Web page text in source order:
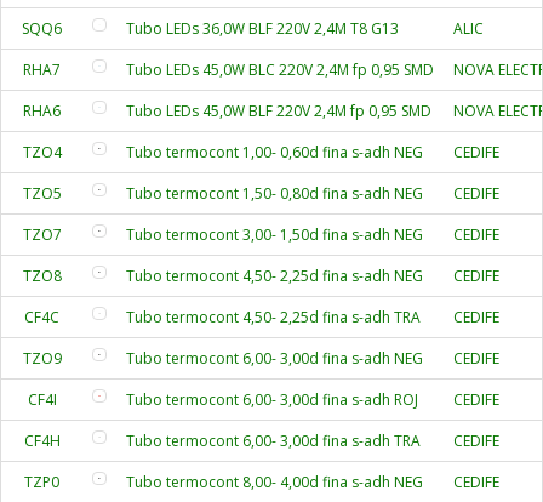
SQQ6
Tubo LEDs 36,0W BLF 220V 2,4M T8 G13
ALIC
RHA7
Tubo LEDs 45,0W BLC 220V 2,4M fp 0,95 SMD
NOVA
RHA6
Tubo LEDs 45,0W BLF 220V 2,4M fp 0,95 SMD
NOVA
TZO4
Tubo termocont 1,00- 0,60d fina s-adh NEG
CEDIFE
TZO5
Tubo termocont 1,50- 0,80d fina s-adh NEG
CEDIFE
TZO7
Tubo termocont 3,00- 1,50d fina s-adh NEG
CEDIFE
TZO8
Tubo termocont 4,50- 2,25d fina s-adh NEG
CEDIFE
CF4C
Tubo termocont 4,50- 2,25d fina s-adh TRA
CEDIFE
TZO9
Tubo termocont 6,00- 3,00d fina s-adh NEG
CEDIFE
CF4I
Tubo termocont 6,00- 3,00d fina s-adh ROJ
CEDIFE
CF4H
Tubo termocont 6,00- 3,00d fina s-adh TRA
CEDIFE
TZP0
Tubo termocont 8,00- 4,00d fina s-adh NEG CEDIFE